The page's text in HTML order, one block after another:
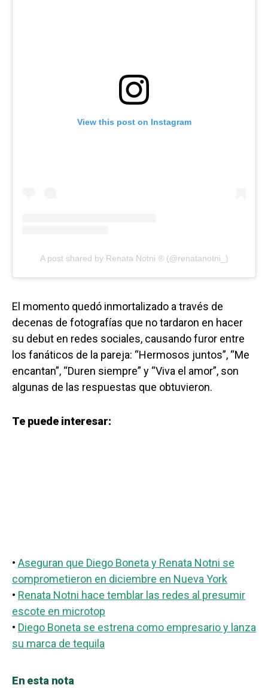
View this post on Instagram
A post shared by Renata Notni ® (@renatanotni_)
El momento quedó inmortalizado a través de
decenas de fotografías que no tardaron en hacer
su debut en redes sociales, causando furor entre
los fanáticos de la pareja: “Hermosos juntos”, “Me
encantan”, “Duren siempre” y “Viva el amor”, son
algunas de las respuestas que obtuvieron.
Te puede interesar:
• Aseguran que Diego Boneta y Renata Notni se
comprometieron en diciembre en Nueva York
• Renata Notni hace temblar las redes al presumir
escote en microtop
• Diego Boneta se estrena como empresario y lanza
su marca de tequila
En esta nota